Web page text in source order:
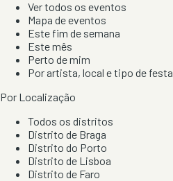
Ver todos os eventos
Mapa de eventos
Este fim de semana
Este mês
Perto de mim
Por artista, local e tipo de festa
Por Localização
Todos os distritos
Distrito de Braga
Distrito do Porto
Distrito de Lisboa
Distrito de Faro